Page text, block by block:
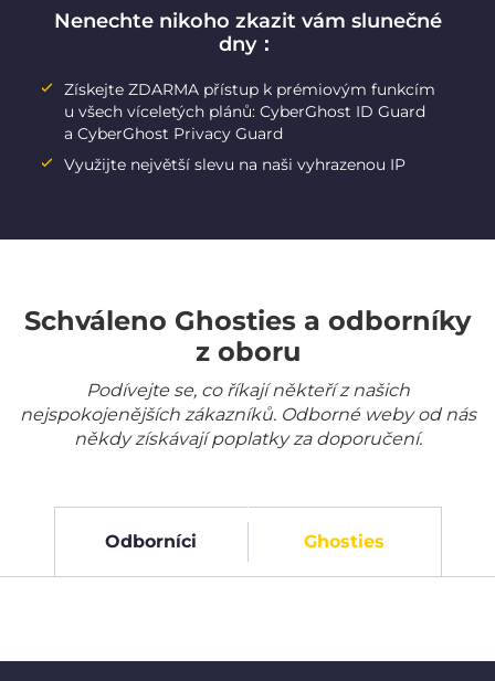
Nenechte nikoho zkazit vám slunečné
dny：
Získejte ZDARMA přístup k prémiovým funkcím
u všech víceletých plánů: CyberGhost ID Guard
a CyberGhost Privacy Guard
Využijte největší slevu na naši vyhrazenou IP
Schváleno Ghosties a odborníky
z oboru
Podívejte se, co říkají někteří z našich
nejspokojenějších zákazníků. Odborné weby od nás
někdy získávají poplatky za doporučení.
Odborníci Ghosties